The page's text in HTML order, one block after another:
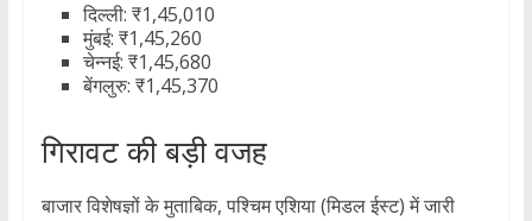
दिल्ली: ₹1,45,010
मुंबई: ₹1,45,260
चेन्नई: ₹1,45,680
बेंगलुरु: ₹1,45,370
गिरावट की बड़ी वजह
बाजार विशेषज्ञों के मुताबिक, पश्चिम एशिया (मिडल ईस्ट) में जारी